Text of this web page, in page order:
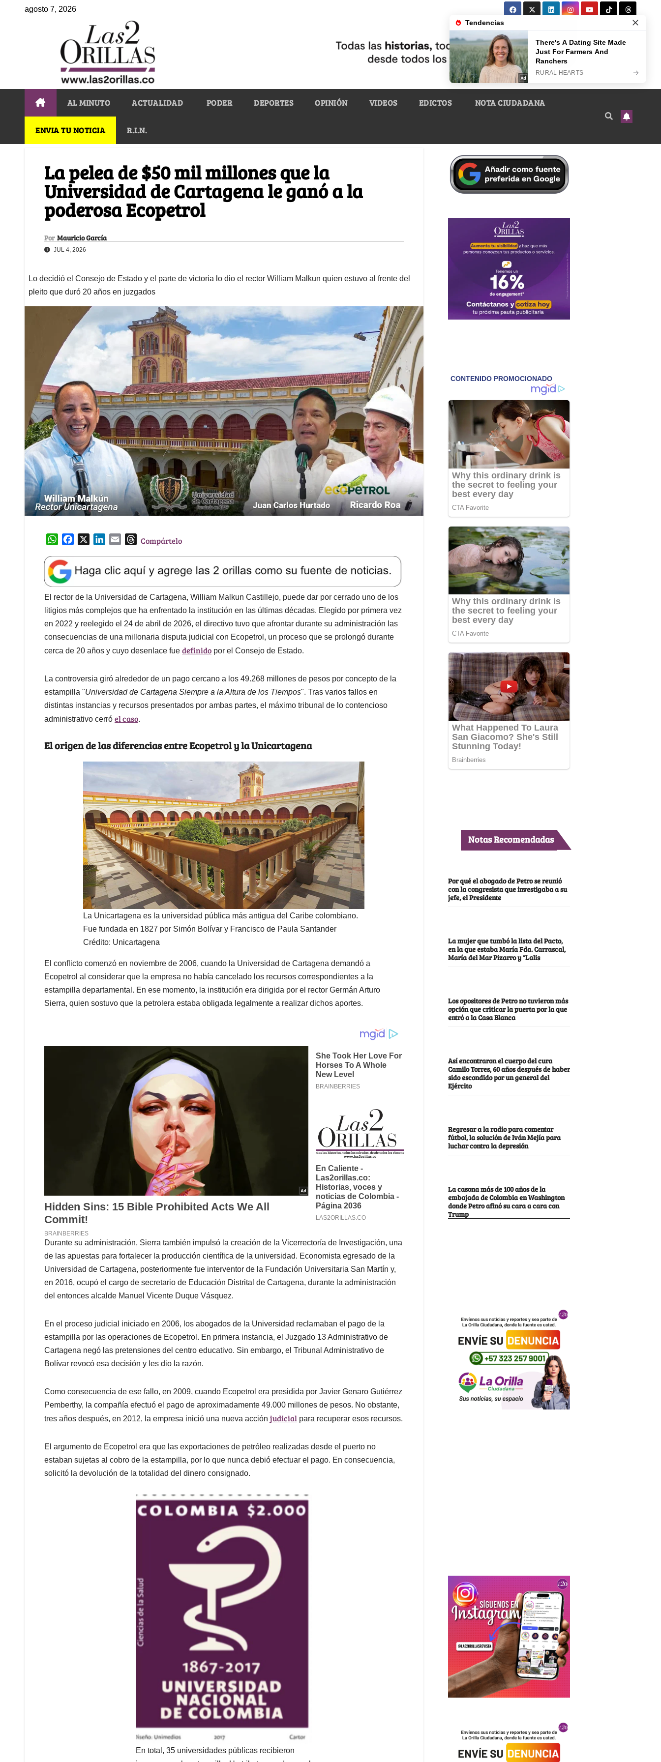
agosto 7, 2026
AL MINUTO ACTUALIDAD PODER DEPORTES OPINIÓN VIDEOS EDICTOS NOTA CIUDADANA
ENVIA TU NOTICIA R.I.N.
La pelea de $50 mil millones que la
Universidad de Cartagena le ganó a la
poderosa Ecopetrol
Por Mauricio García
JUL 4, 2026
Lo decidió el Consejo de Estado y el parte de victoria lo dio el rector William Malkun quien estuvo al frente del
pleito que duró 20 años en juzgados
W
a
t
s
A
p
p
e
b
o
o
k
k
e
d
I
n
l
T
e
a
d
s
Compártelo
El rector de la Universidad de Cartagena, William Malkun Castillejo, puede dar por cerrado uno de los
litigios más complejos que ha enfrentado la institución en las últimas décadas. Elegido por primera vez
en 2022 y reelegido el 24 de abril de 2026, el directivo tuvo que afrontar durante su administración las
consecuencias de una millonaria disputa judicial con Ecopetrol, un proceso que se prolongó durante
cerca de 20 años y cuyo desenlace fue definido por el Consejo de Estado.
La controversia giró alrededor de un pago cercano a los 49.268 millones de pesos por concepto de la
estampilla "Universidad de Cartagena Siempre a la Altura de los Tiempos". Tras varios fallos en
distintas instancias y recursos presentados por ambas partes, el máximo tribunal de lo contencioso
administrativo cerró el caso.
El origen de las diferencias entre Ecopetrol y la Unicartagena
La Unicartagena es la universidad pública más antigua del Caribe colombiano.
Fue fundada en 1827 por Simón Bolívar y Francisco de Paula Santander
Crédito: Unicartagena
El conflicto comenzó en noviembre de 2006, cuando la Universidad de Cartagena demandó a
Ecopetrol al considerar que la empresa no había cancelado los recursos correspondientes a la
estampilla departamental. En ese momento, la institución era dirigida por el rector Germán Arturo
Sierra, quien sostuvo que la petrolera estaba obligada legalmente a realizar dichos aportes.
Durante su administración, Sierra también impulsó la creación de la Vicerrectoría de Investigación, una
de las apuestas para fortalecer la producción científica de la universidad. Economista egresado de la
Universidad de Cartagena, posteriormente fue interventor de la Fundación Universitaria San Martín y,
en 2016, ocupó el cargo de secretario de Educación Distrital de Cartagena, durante la administración
del entonces alcalde Manuel Vicente Duque Vásquez.
En el proceso judicial iniciado en 2006, los abogados de la Universidad reclamaban el pago de la
estampilla por las operaciones de Ecopetrol. En primera instancia, el Juzgado 13 Administrativo de
Cartagena negó las pretensiones del centro educativo. Sin embargo, el Tribunal Administrativo de
Bolívar revocó esa decisión y les dio la razón.
Como consecuencia de ese fallo, en 2009, cuando Ecopetrol era presidida por Javier Genaro Gutiérrez
Pemberthy, la compañía efectuó el pago de aproximadamente 49.000 millones de pesos. No obstante,
tres años después, en 2012, la empresa inició una nueva acción judicial para recuperar esos recursos.
El argumento de Ecopetrol era que las exportaciones de petróleo realizadas desde el puerto no
estaban sujetas al cobro de la estampilla, por lo que nunca debió efectuar el pago. En consecuencia,
solicitó la devolución de la totalidad del dinero consignado.
En total, 35 universidades públicas recibieron
Notas Recomendadas
Por qué el abogado de Petro se reunió
con la congresista que investigaba a su
jefe, el Presidente
La mujer que tumbó la lista del Pacto,
en la que estaba María Fda. Carrascal,
María del Mar Pizarro y “Lalis
Los opositores de Petro no tuvieron más
opción que criticar la puerta por la que
entró a la Casa Blanca
Así encontraron el cuerpo del cura
Camilo Torres, 60 años después de haber
sido escondido por un general del
Ejército
Regresar a la radio para comentar
fútbol, la solución de Iván Mejía para
luchar contra la depresión
La casona más de 100 años de la
embajada de Colombia en Washington
donde Petro afinó su cara a cara con
Trump